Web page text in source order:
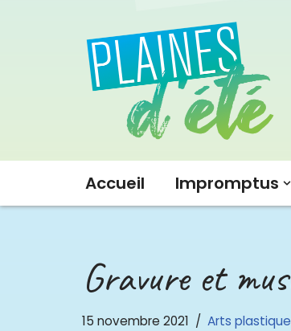
Accueil Impromptus
Gravure et
15 novembre 2021 Arts